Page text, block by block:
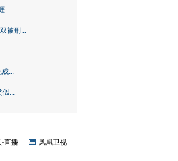
被刑...
成...
似...
·直播
凤凰卫视